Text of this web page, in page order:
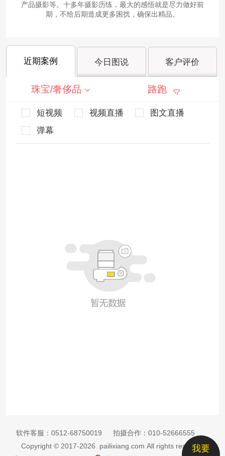
产品摄影等。十多年摄影历练，最大的感悟就是尽力做好前
期，不给后期造成更多困扰，确保出精品。
近期案例 今日图说 客户评价
珠宝/奢侈品 路跑
短视频 视频直播
图文直播
弹幕
我要
软件客服： 0512-68750019 拍摄合作： 010-52666555
Copyright © 2017-2026 pailixiang.com All rights reserved